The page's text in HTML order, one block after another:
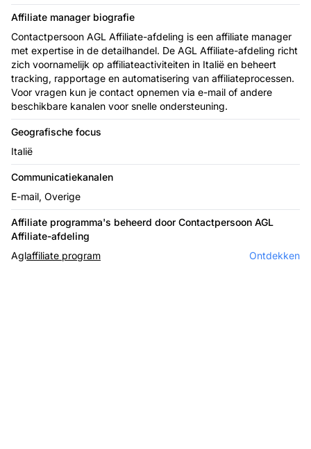
Affiliate manager biografie
Contactpersoon AGL Affiliate-afdeling is een affiliate manager
met expertise in de detailhandel. De AGL Affiliate-afdeling richt
zich voornamelijk op affiliateactiviteiten in Italië en beheert
tracking, rapportage en automatisering van affiliateprocessen.
Voor vragen kun je contact opnemen via e-mail of andere
beschikbare kanalen voor snelle ondersteuning.
Geografische focus
Italië
Communicatiekanalen
E-mail, Overige
Affiliate programma's beheerd door Contactpersoon AGL
Affiliate-afdeling
Aglaffiliate program Ontdekken